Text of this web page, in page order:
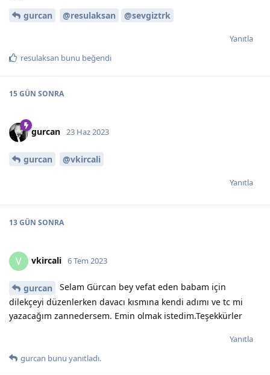
gurcan @resulaksan @sevgiztrk
Yanıtla
resulaksan bunu beğendi
15 GÜN SONRA
gurcan 23 Haz 2023
gurcan @vkircali
Yanıtla
13 GÜN SONRA
V vkircali 6 Tem 2023
gurcan
Selam Gürcan bey vefat eden babam için
dilekçeyi düzenlerken davacı kısmına kendi adımı ve tc mi
yazacağım zannedersem. Emin olmak istedim.Teşekkürler
Yanıtla
gurcan bunu yanıtladı.